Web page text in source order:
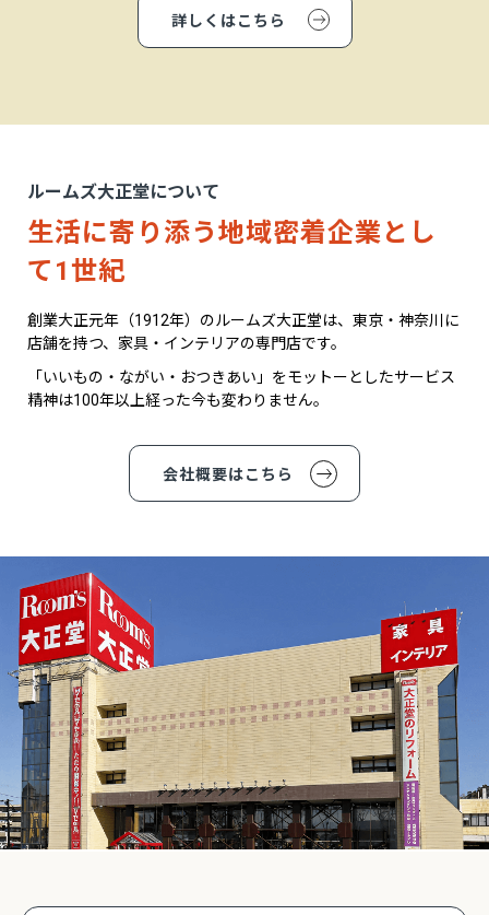
詳しくはこちら
ルームズ大正堂について
生活に寄り添う地域密着企業とし
て1世紀
創業大正元年（1912年）のルームズ大正堂は、東京・神奈川に
店舗を持つ、家具・インテリアの専門店です。
「いいもの・ながい・おつきあい」をモットーとしたサービス
精神は100年以上経った今も変わりません。
会社概要はこちら